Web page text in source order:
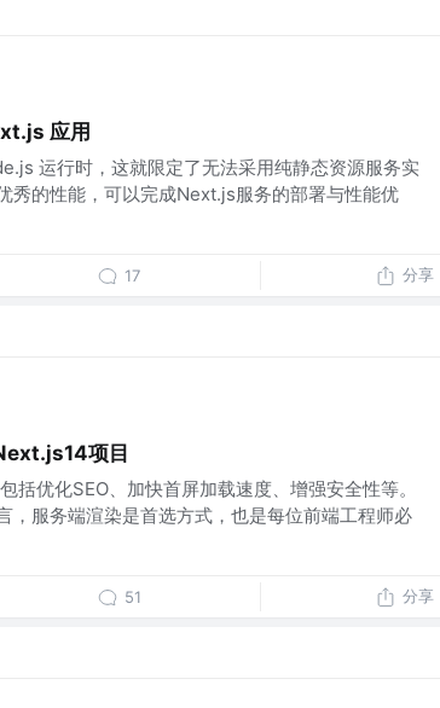
应用
运行时，这就限定了无法采用纯静态资源服务实
秀的性能，可以完成Next.js服务的部署与性能优
17 分享
项目
括优化SEO、加快首屏加载速度、增强安全性等。
，服务端渲染是首选方式，也是每位前端工程师必
51 分享